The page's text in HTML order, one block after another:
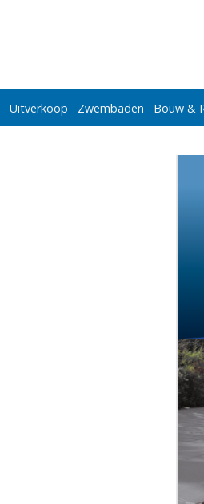
Uitverkoop Zwembaden Bouw &